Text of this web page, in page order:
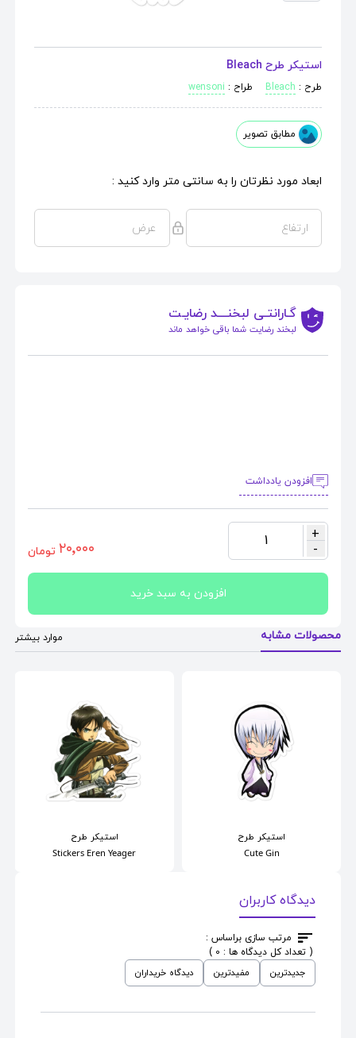
استیکر طرح Bleach
طرح : Bleach طراح : wensoni
ابعاد مورد نظرتان را به سانتی متر وارد کنید :
مطابق تصویر
گـارانتـی لبخنــــد رضایـت
لبخند رضایت شما باقی خواهد ماند
افزودن یادداشت
+
-
1 ٢٠٬٠٠٠ تومان
افزودن به سبد خرید
محصولات مشابه موارد بیشتر
استیکر طرح
Cute Gin
استیکر طرح
Stickers Eren Yeager
دیدگاه کاربران
مرتب سازی براساس :
( تعداد کل دیدگاه ها : 0 )
جدیدترین
مفیدترین دیدگاه خریداران